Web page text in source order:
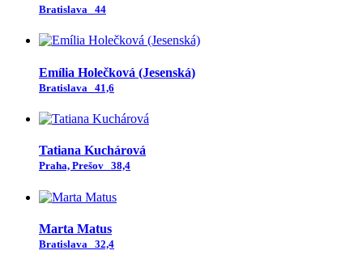
Bratislava 44
Emília Holečková (Jesenská)
Bratislava 41,6
Tatiana Kuchárová
Praha, Prešov 38,4
Marta Matus
Bratislava 32,4